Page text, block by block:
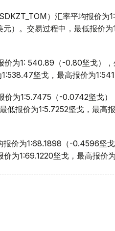
）汇率平均报价为
）。交易过程中，最低报价
价为1: 540.89（-0.80坚戈）
坚戈，最高报价为
价为1:5.7475（-0.0742坚戈）
低报价为1:5.7252坚戈，最高
价为1:68.1898（-0.4596坚
为1:69.1220坚戈，最高报价